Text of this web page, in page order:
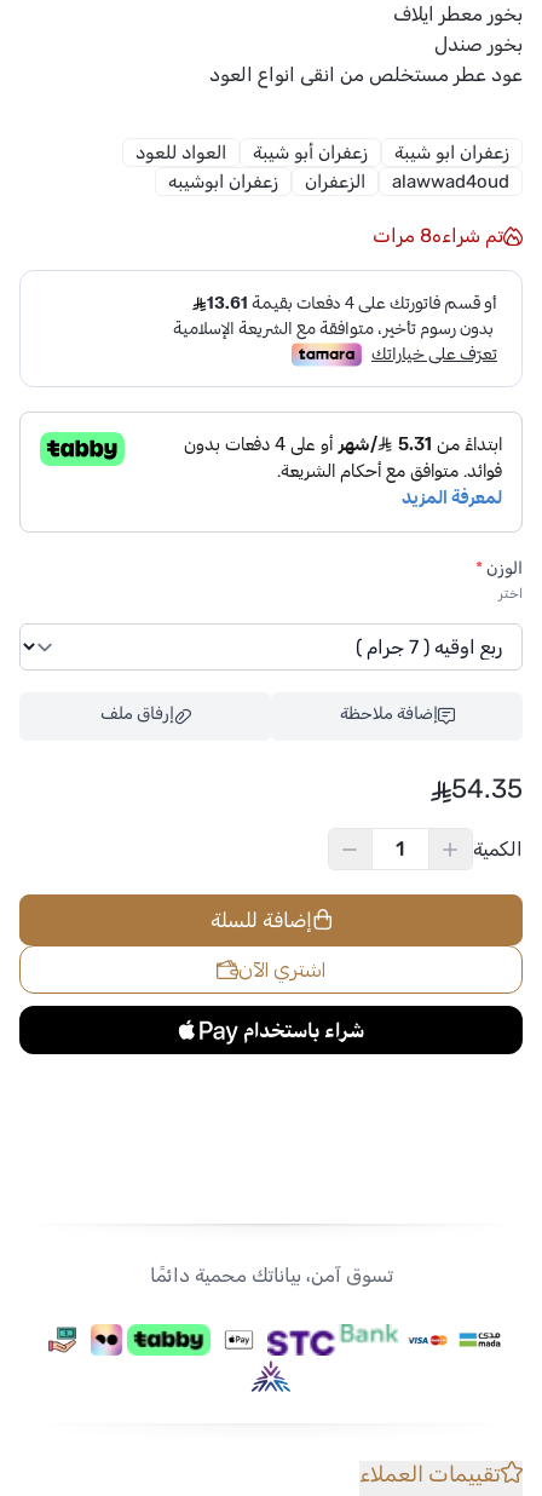
بخور معطر ايلاف
بخور صندل
عود عطر مستخلص من انقى انواع العود
زعفران ابو شيبة زعفران أبو شيبة
العواد للعود
alawwad4oud
الزعفران زعفران ابوشيبه
تم شراءه8 مرات
الوزن*
اختر
إضافة ملاحظة إرفاق ملف
اسحب و افلت الملف هنا
54.35
الكمية
إضافة للسلة
اشتري الآن
تسوق آمن، بياناتك محمية دائمًا
تقييمات العملاء